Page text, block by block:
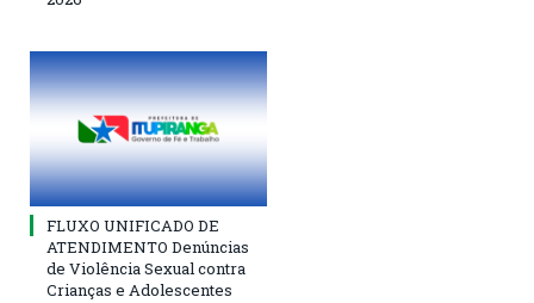
FLUXO UNIFICADO DE
ATENDIMENTO Denúncias
de Violência Sexual contra
Crianças e Adolescentes